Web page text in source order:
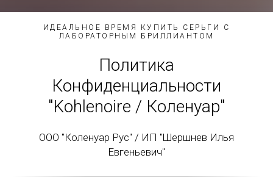
ИДЕАЛЬНОЕ ВРЕМЯ КУПИТЬ СЕРЬГИ С
ЛАБОРАТОРНЫМ БРИЛЛИАНТОМ
Политика
Конфиденциальности
"Kohlenoire / Коленуар"
ООО "Коленуар Рус" / ИП "Шершнев Илья
Евгеньевич"